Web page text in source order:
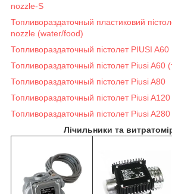
nozzle-S
Топливораздаточный пластиковий
nozzle (water/food)
Топливораздаточный пістолет PIUSI A60
Топливораздаточный пістолет Piusi A60
Топливораздаточный пістолет Piusi A80
Топливораздаточный пістолет Piusi A120
Топливораздаточный пістолет Piusi A280
Лічильники та